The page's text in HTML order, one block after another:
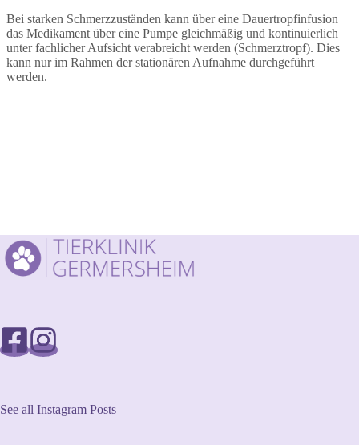
Bei starken Schmerzzuständen kann über eine Dauertropfinfusion
das Medikament über eine Pumpe gleichmäßig und kontinuierlich
unter fachlicher Aufsicht verabreicht werden (Schmerztropf). Dies
kann nur im Rahmen der stationären Aufnahme durchgeführt
werden.
See all Instagram Posts